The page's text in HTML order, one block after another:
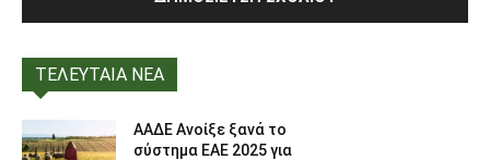
ΤΕΛΕΥΤΑΙΑ ΝΕΑ
ΑΑΔΕ Ανοίξε ξανά το
σύστημα ΕΑΕ 2025 για